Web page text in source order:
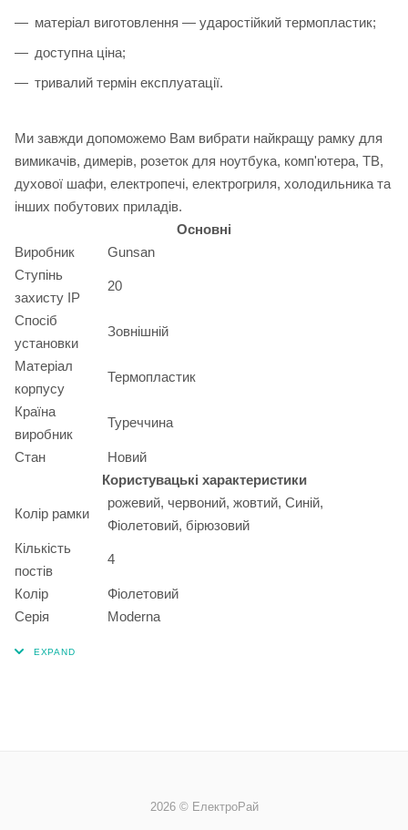
матеріал виготовлення — ударостійкий термопластик;
доступна ціна;
тривалий термін експлуатації.
Ми завжди допоможемо Вам вибрати найкращу рамку для
вимикачів, димерів, розеток для ноутбука, комп'ютера, ТВ,
духової шафи, електропечі, електрогриля, холодильника та
інших побутових приладів.
Основні
Виробник
Gunsan
Ступінь
захисту IP
20
Спосіб
установки
Зовнішній
Матеріал
корпусу
Термопластик
Країна
виробник
Туреччина
Стан
Новий
Користувацькі характеристики
Колір рамки
рожевий, червоний, жовтий, Синій,
Фіолетовий, бірюзовий
Кількість
постів
4
Колір
Фіолетовий
Серія
Moderna
2026 © ЕлектроРай